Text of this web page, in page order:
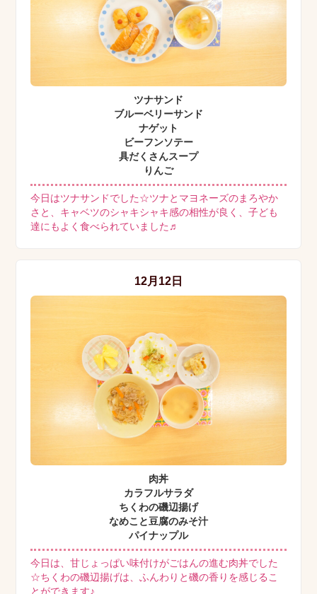
ツナサンド
ブルーベリーサンド
ナゲット
ビーフンソテー
具だくさんスープ
りんご
今日はツナサンドでした☆ツナとマヨネーズのまろやか
さと、キャベツのシャキシャキ感の相性が良く、子ども
達にもよく食べられていました♬
12月12日
肉丼
カラフルサラダ
ちくわの磯辺揚げ
なめこと豆腐のみそ汁
パイナップル
今日は、甘じょっぱい味付けがごはんの進む肉丼でした
☆ちくわの磯辺揚げは、ふんわりと磯の香りを感じるこ
とができます♪